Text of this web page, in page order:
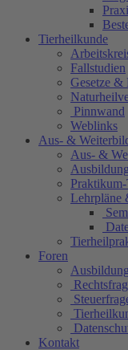
Tierheilkunde
Fallstudien
Gesetze &
Pinnwand
Weblinks
Aus- &
Aus- &
Lehrpläne
Foren
Kontakt